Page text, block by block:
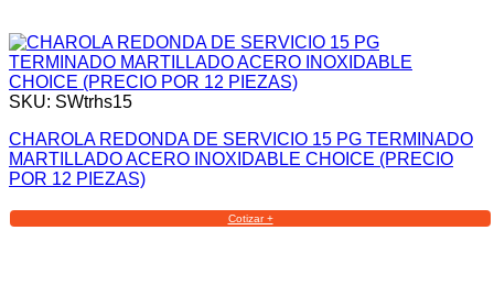
SKU: SWtrhs15
CHAROLA REDONDA DE SERVICIO 15 PG TERMINADO
MARTILLADO ACERO INOXIDABLE CHOICE (PRECIO
POR 12 PIEZAS)
Cotizar +